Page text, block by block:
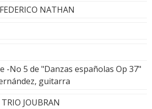
NATHAN
-No 5 de "Danzas españolas Op 37"
guitarra
JOUBRAN